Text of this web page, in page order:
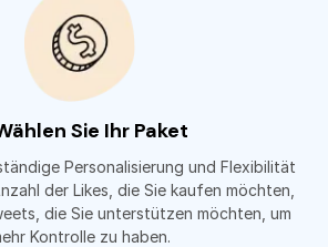
Sie Ihr Paket
Personalisierung und Flexibilität
der Likes, die Sie kaufen möchten,
die Sie unterstützen möchten, um
Kontrolle zu haben.